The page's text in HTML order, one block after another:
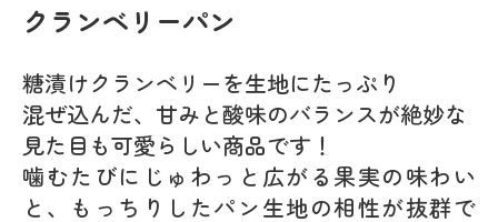
クランベリーパン
糖漬けクランベリーを生地にたっぷり
混ぜ込んだ、甘みと酸味のバランスが絶妙な
見た目も可愛らしい商品です！
噛むたびにじゅわっと広がる果実の味わい
と、もっちりしたパン生地の相性が抜群で